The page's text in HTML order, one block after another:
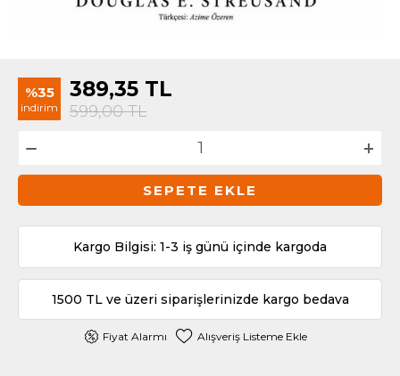
%35
indirim
389,35 TL
599,00TL
SEPETE EKLE
Kargo Bilgisi: 1-3 iş günü içinde kargoda
1500 TL ve üzeri siparişlerinizde kargo bedava
Fiyat Alarmı Alışveriş Listeme Ekle